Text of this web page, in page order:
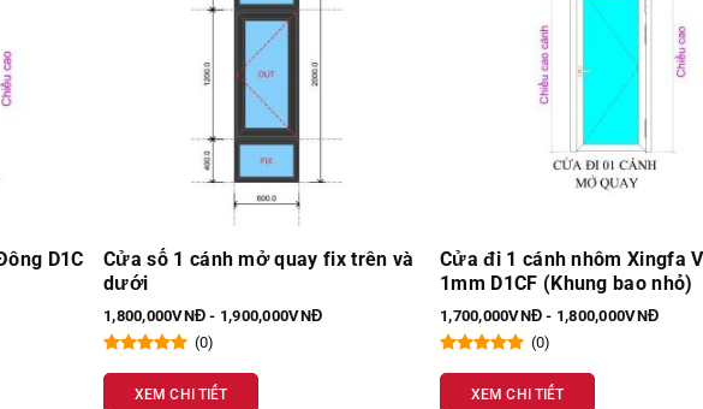
trên và
Cửa đi 1 cánh nhôm Xingfa VN
1mm D1CF (Khung bao nhỏ)
1,700,000VNĐ - 1,800,000VNĐ
(0)
XEM CHI TIẾT
Cửa đi 1 cánh Xingfa VN
D1CVN (Khung bao nhỏ)
1,550,000VNĐ - 1,600,000VNĐ
(0)
XEM CHI TIẾT